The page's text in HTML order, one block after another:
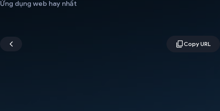
Ứng dụng web hay nhất